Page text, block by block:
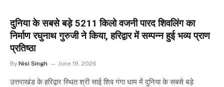
दुनिया के सबसे बड़े 5211 किलो वजनी पारद शिवलिंग का
निर्माण रघुनाथ गुरुजी ने किया, हरिद्वार में सम्पन्न हुई भव्य प्राण
प्रतिष्ठा
By Nisi Singh June 19, 2026
उत्तराखंड के हरिद्वार स्थित श्री साई शिव गंगा धाम में दुनिया के सबसे बड़े